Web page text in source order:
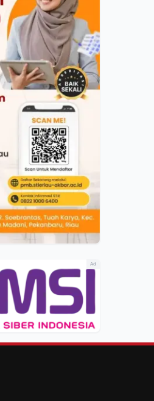
Ad